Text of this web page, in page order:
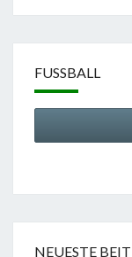
FUSSBALL
NEUESTE